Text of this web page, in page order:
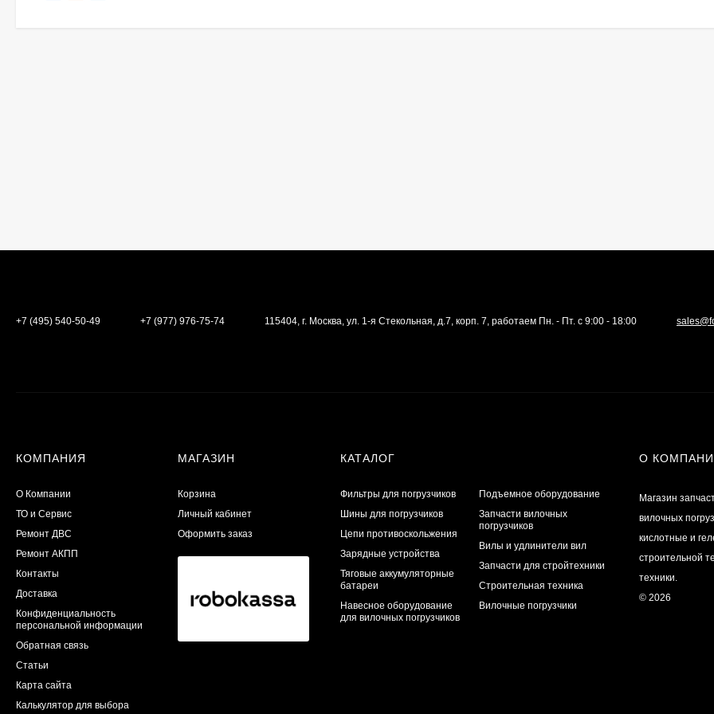
+7 (495) 540-50-49 +7 (977) 976-75-74 115404, г. Москва, ул. 1-я Стекольная, д.7, корп. 7, работаем Пн. - Пт. с 9:00 - 18:00
КОМПАНИЯ
О Компании
ТО и Сервис
​Ремонт ДВС
Ремонт АКПП
Контакты
Доставка
Конфиденциальность
персональной информации
Обратная связь
Статьи
Карта сайта
Калькулятор для выбора
МАГАЗИН
Корзина
Личный кабинет
Оформить заказ
КАТАЛОГ
Фильтры для погрузчиков
Шины для погрузчиков
Цепи противоскольжения
Зарядные устройства
Тяговые аккумуляторные
батареи
Навесное оборудование
для вилочных погрузчиков
Подъемное оборудование
Запчасти вилочных
погрузчиков
Вилы и удлинители вил
Запчасти для стройтехники
Строительная техника
Вилочные погрузчики
О
Магазин
вилочных
кислотные и
строительной
техники.
© 2026